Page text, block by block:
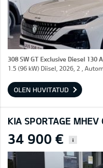
308 SW GT Exclusive Diesel 130
1.5 (96 kW) Diisel, 2026, 2 ,
OLEN HUVITATUD
KIA SPORTAGE
34 900 € i